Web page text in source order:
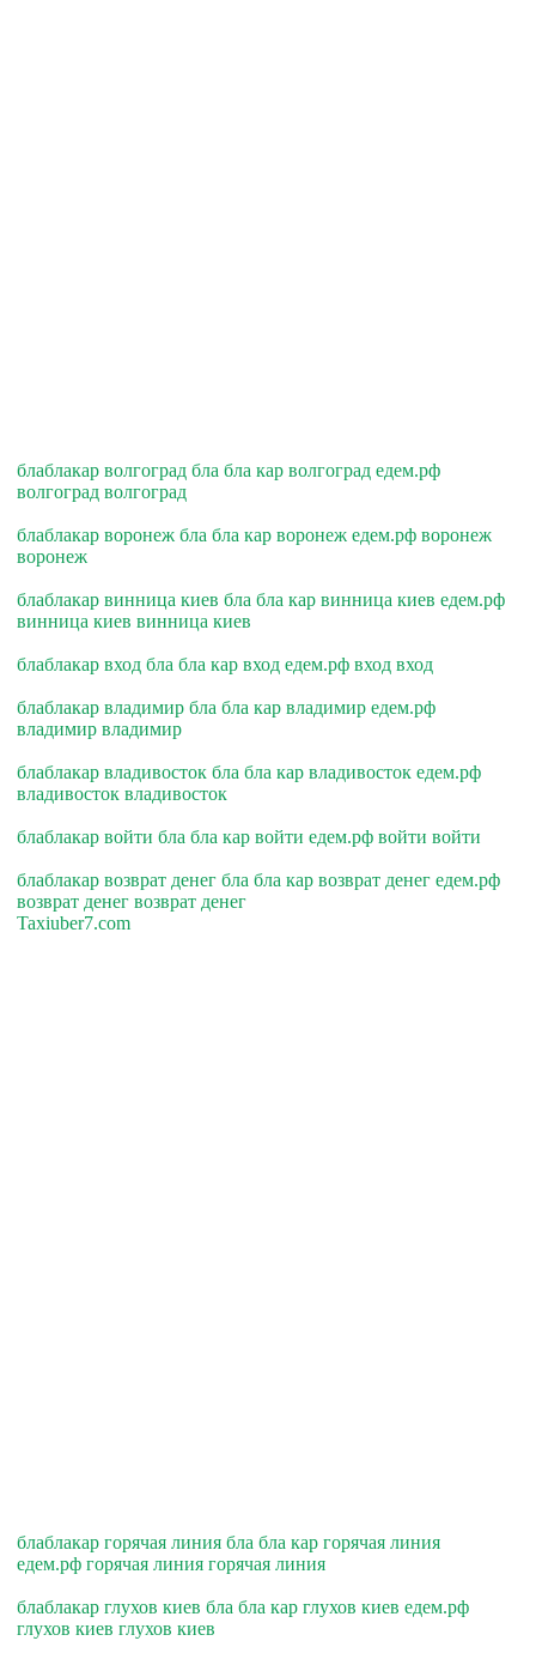
блаблакар волгоград бла бла кар волгоград едем.рф
волгоград волгоград
блаблакар воронеж бла бла кар воронеж едем.рф воронеж
воронеж
блаблакар винница киев бла бла кар винница киев едем.рф
винница киев винница киев
блаблакар вход бла бла кар вход едем.рф вход вход
блаблакар владимир бла бла кар владимир едем.рф
владимир владимир
блаблакар владивосток бла бла кар владивосток едем.рф
владивосток владивосток
блаблакар войти бла бла кар войти едем.рф войти войти
блаблакар возврат денег бла бла кар возврат денег едем.рф
возврат денег возврат денег
Taxiuber7.com
блаблакар горячая линия бла бла кар горячая линия
едем.рф горячая линия горячая линия
блаблакар глухов киев бла бла кар глухов киев едем.рф
глухов киев глухов киев